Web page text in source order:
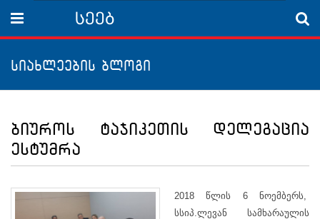
Menu სეებ
სიახლეების ბლოგი
ბიუროს ტაჯიკეთის დელეგაცია
ესტუმრა
2018 წლის 6 ნოემბერს,
სსიპ.ლევან სამხარაულის